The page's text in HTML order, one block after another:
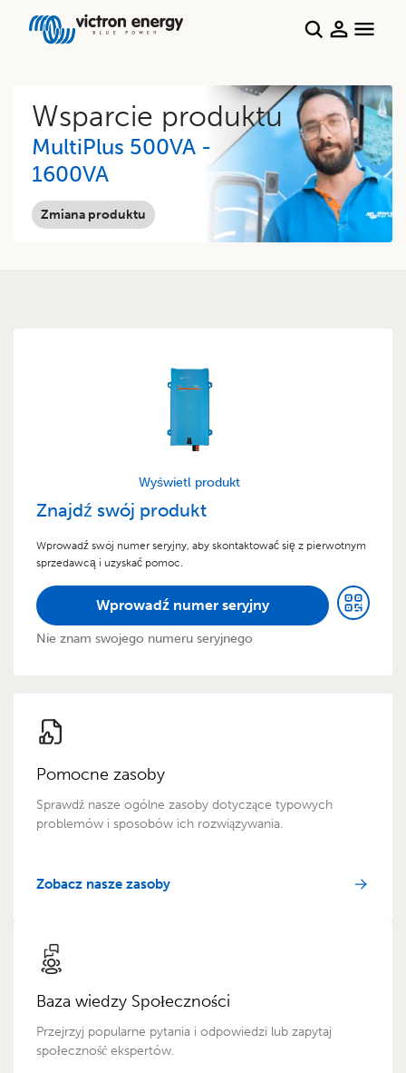
Wsparcie produktu
MultiPlus 500VA -
1600VA
Zmiana produktu
Wyświetl produkt
Znajdź swój produkt
Wprowadź swój numer seryjny, aby skontaktować się z pierwotnym
sprzedawcą i uzyskać pomoc.
Wprowadź numer seryjny
Nie znam swojego numeru seryjnego
Pomocne zasoby
Sprawdź nasze ogólne zasoby dotyczące typowych
problemów i sposobów ich rozwiązywania.
Zobacz nasze zasoby
Baza wiedzy Społeczności
Przejrzyj popularne pytania i odpowiedzi lub zapytaj
społeczność ekspertów.